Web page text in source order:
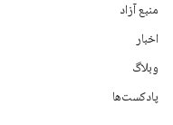
منبع آزاد
اخبار
وبلاگ
پادکست‌ها